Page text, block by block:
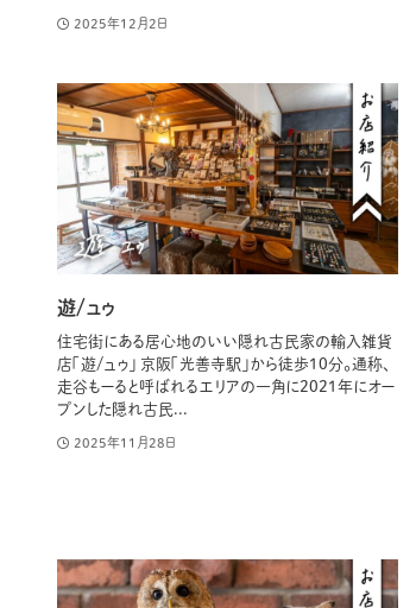
2025年12月2日
遊/ュゥ
住宅街にある居心地のいい隠れ古民家の輸入雑貨
店「遊/ュゥ」 京阪「光善寺駅」から徒歩10分。通称、
走谷もーると呼ばれるエリアの一角に2021年にオー
プンした隠れ古民...
2025年11月28日